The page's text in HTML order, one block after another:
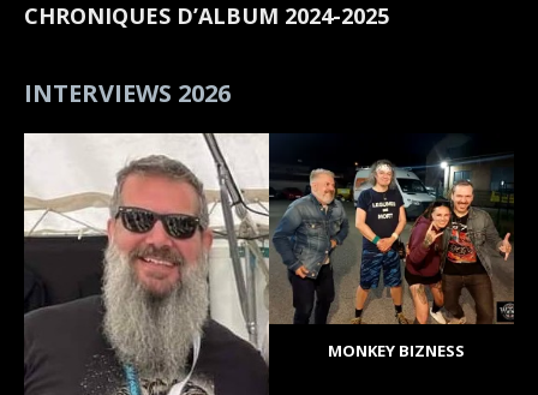
CHRONIQUES D’ALBUM 2024-2025
INTERVIEWS 2026
MONKEY BIZNESS